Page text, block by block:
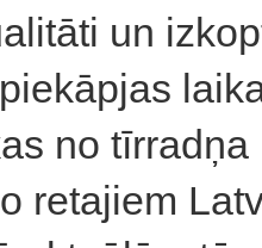
un
no
retajiem